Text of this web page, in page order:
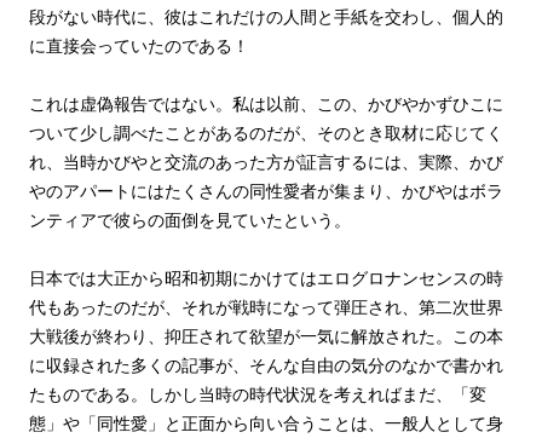
段がない時代に、彼はこれだけの人間と手紙を交わし、個人的
に直接会っていたのである！
これは虚偽報告ではない。私は以前、この、かびやかずひこに
ついて少し調べたことがあるのだが、そのとき取材に応じてく
れ、当時かびやと交流のあった方が証言するには、実際、かび
やのアパートにはたくさんの同性愛者が集まり、かびやはボラ
ンティアで彼らの面倒を見ていたという。
日本では大正から昭和初期にかけてはエログロナンセンスの時
代もあったのだが、それが戦時になって弾圧され、第二次世界
大戦後が終わり、抑圧されて欲望が一気に解放された。この本
に収録された多くの記事が、そんな自由の気分のなかで書かれ
たものである。しかし当時の時代状況を考えればまだ、「変
態」や「同性愛」と正面から向い合うことは、一般人として身